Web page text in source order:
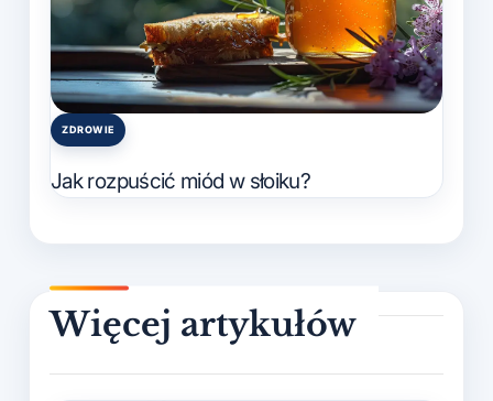
Posted
ZDROWIE
Jak rozpuścić miód w słoiku?